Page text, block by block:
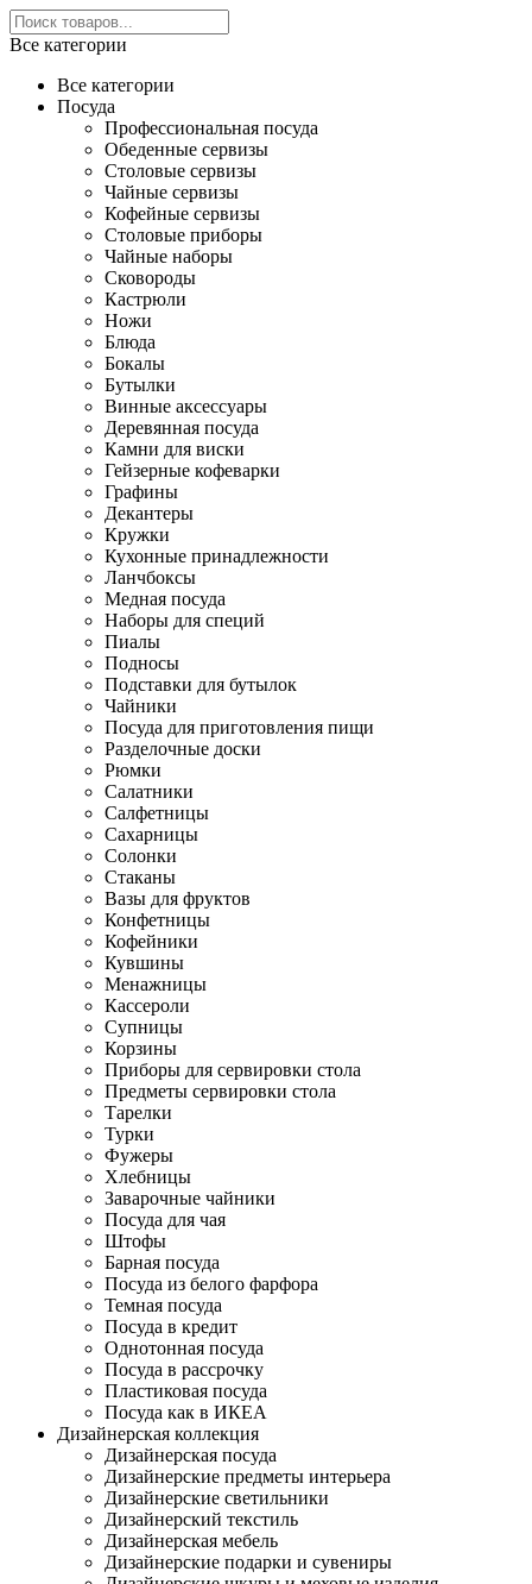
Все категории
Все категории
Посуда
Профессиональная посуда
Обеденные сервизы
Столовые сервизы
Чайные сервизы
Кофейные сервизы
Столовые приборы
Чайные наборы
Сковороды
Кастрюли
Ножи
Блюда
Бокалы
Бутылки
Винные аксессуары
Деревянная посуда
Камни для виски
Гейзерные кофеварки
Графины
Декантеры
Кружки
Кухонные принадлежности
Ланчбоксы
Медная посуда
Наборы для специй
Пиалы
Подносы
Подставки для бутылок
Чайники
Посуда для приготовления пищи
Разделочные доски
Рюмки
Салатники
Салфетницы
Сахарницы
Солонки
Стаканы
Вазы для фруктов
Конфетницы
Кофейники
Кувшины
Менажницы
Кассероли
Супницы
Корзины
Приборы для сервировки стола
Предметы сервировки стола
Тарелки
Турки
Фужеры
Хлебницы
Заварочные чайники
Посуда для чая
Штофы
Барная посуда
Посуда из белого фарфора
Темная посуда
Посуда в кредит
Однотонная посуда
Посуда в рассрочку
Пластиковая посуда
Посуда как в ИКЕА
Дизайнерская коллекция
Дизайнерская посуда
Дизайнерские предметы интерьера
Дизайнерские светильники
Дизайнерский текстиль
Дизайнерская мебель
Дизайнерские подарки и сувениры